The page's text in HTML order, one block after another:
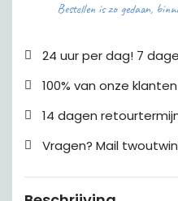
Bestellen is zo gedaan,
24 uur per dag! 7
100% van onze
14 dagen
Vragen? Mail